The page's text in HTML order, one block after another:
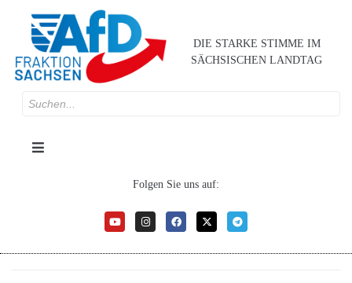
DIE STARKE STIMME IM
SÄCHSISCHEN LANDTAG
Folgen Sie uns auf: